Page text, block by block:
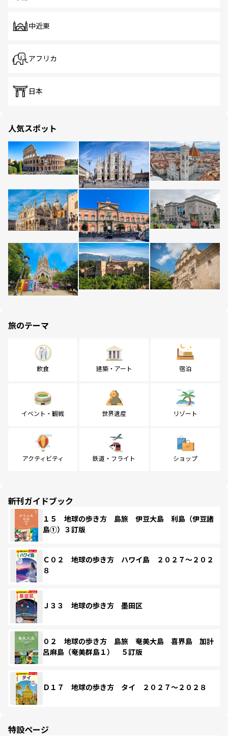
中近東
アフリカ
日本
人気スポット
旅のテーマ
飲食 建築・アート 宿泊
イベント・観戦 世界遺産 リゾート
アクティビティ 鉄道・フライト ショップ
新刊ガイドブック
１５ 地球の歩き方 島旅 伊豆大島 利島（伊豆諸
島①）３訂版
Ｃ０２ 地球の歩き方 ハワイ島 ２０２７～２０２
８
Ｊ３３ 地球の歩き方 墨田区
０２ 地球の歩き方 島旅 奄美大島 喜界島 加計
呂麻島（奄美群島１） ５訂版
Ｄ１７ 地球の歩き方 タイ ２０２７～２０２８
特設ページ